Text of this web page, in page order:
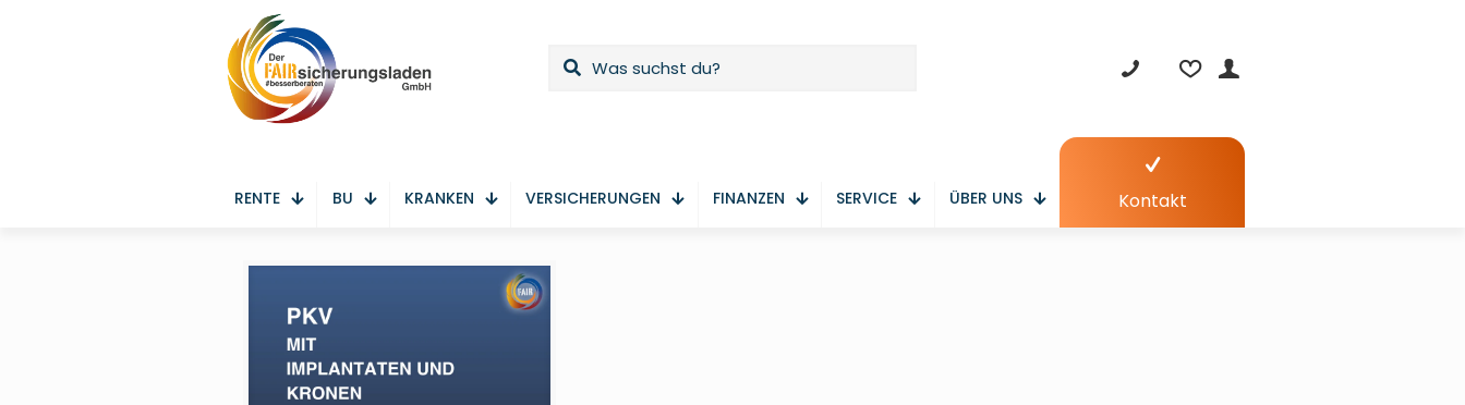
RENTE BU KRANKEN VERSICHERUNGEN FINANZEN SERVICE ÜBER UNS Kontakt